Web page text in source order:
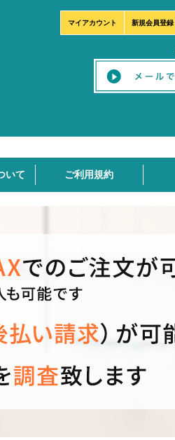
マイアカウント 新規会員登録
いて ご利用規約